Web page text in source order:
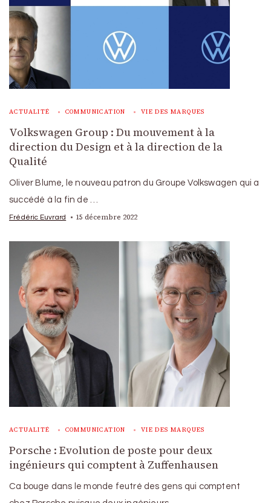
ACTUALITÉ COMMUNICATION VIE DES MARQUES
Volkswagen Group : Du mouvement à la
direction du Design et à la direction de la
Qualité
Oliver Blume, le nouveau patron du Groupe Volkswagen qui a
succédé à la fin de …
Frédéric Euvrard 15 décembre 2022
ACTUALITÉ COMMUNICATION VIE DES MARQUES
Porsche : Evolution de poste pour deux
ingénieurs qui comptent à Zuffenhausen
Ca bouge dans le monde feutré des gens qui comptent